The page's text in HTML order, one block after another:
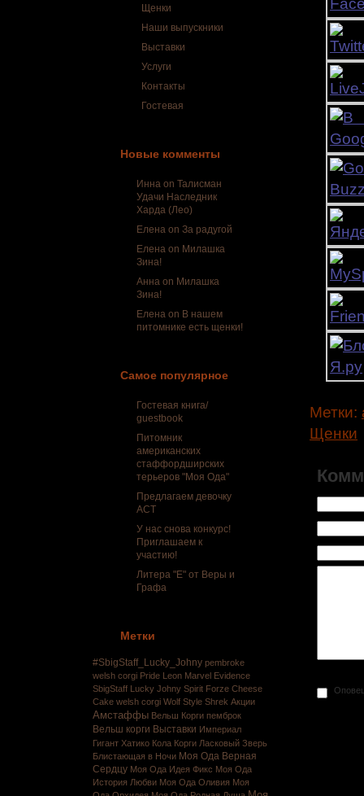
Щенки
Наши выпускники
Выставки
Услуги
Контакты
Гостевая
Новые комменты
Инна on Талисман
Удачи Наследник
Харда (Лео)
Елена on За радугой
Елена on Милашка
Зина!
Анна on Милашка
Зина!
Елена on В нашем
питомнике есть щенки!
Самое популярное
Гостевая книга/
guestbook
Питомник
американских
стаффордширских
терьеров "Моя Ода"
Предлагаем девочку
АСТ
У нас снова конкурс!
Приглашаем к
участию!
Литера "Е" от Веры и
Графа
Метки
#SbigStaff_Lucky_Johny pembroke
welsh corgi Pride Leon Marvel Evidence
SbigStaff Lucky Johny Spirit Forze Cheese
Cake welsh corgi Wolf Style Shrek Акции
Амстаффы Вельш Корги пемброк
Вельш корги Выставки Империал
Гигант Хатико Кола Корги Ласковый Зверь
Блистающая в Ночи Моя Ода Верная
Сердцу Моя Ода Идея Фикс Моя Ода
История Любви Моя Ода Оливия Моя
Метки:
Щенки